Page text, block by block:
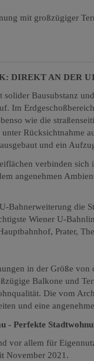
DIREKT AN DER
solider Bausubstanz
Im
wie die
Rücksichtnahme
und ein
verbinden
angenehmen
Bahnerweiterung die
Wiener U-
Prater,
in der Größe von
Balkone und
Die vom
und eine
- Perfekte
vor allem für
November 2021.